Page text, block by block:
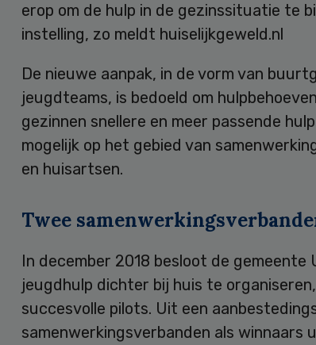
erop om de hulp in de gezinssituatie te
instelling, zo meldt huiselijkgeweld.nl
De nieuwe aanpak, in de vorm van
jeugdteams, is bedoeld om
gezinnen snellere en meer passende
mogelijk op het gebied van
en huisartsen.
Twee
In december 2018 besloot de
jeugdhulp dichter bij huis te
succesvolle pilots. Uit een
samenwerkingsverbanden als winnaars